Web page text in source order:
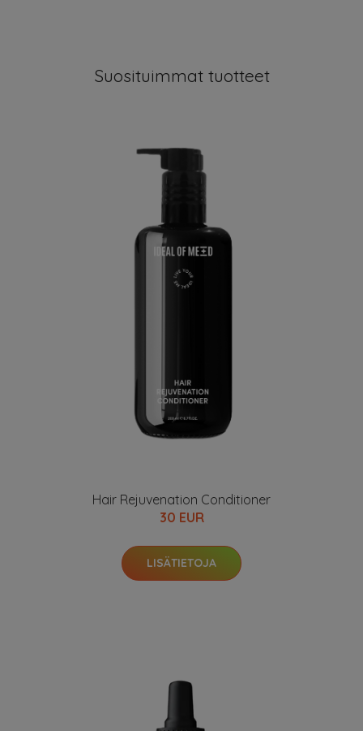
Suosituimmat tuotteet
Hair Rejuvenation Conditioner
30 EUR
LISÄTIETOJA